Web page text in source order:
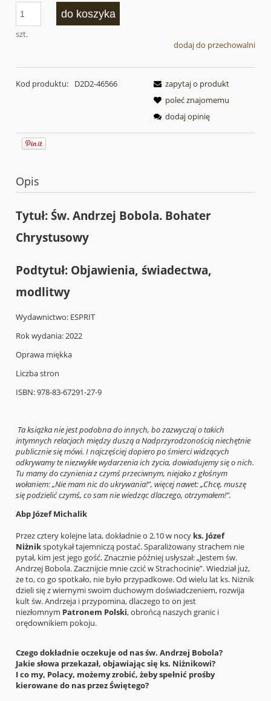
szt.
do koszyka
dodaj do przechowalni
Kod produktu: D2D2-46566
zapytaj o produkt
poleć znajomemu
dodaj opinię
Opis
Tytuł: Św. Andrzej Bobola. Bohater
Chrystusowy
Podtytuł: Objawienia, świadectwa,
modlitwy
Wydawnictwo: ESPRIT
Rok wydania: 2022
Oprawa miękka
Liczba stron
ISBN: 978-83-67291-27-9
Ta książka nie jest podobna do innych, bo zazwyczaj o takich
intymnych relacjach między duszą a Nadprzyrodzonością niechętnie
publicznie się mówi. I najczęściej dopiero po śmierci widzących
odkrywamy te niezwykłe wydarzenia ich życia, dowiadujemy się o nich.
Tu mamy do czynienia z czymś przeciwnym, niejako z głośnym
wołaniem: „Nie mam nic do ukrywania!”, więcej nawet: „Chcę, muszę
się podzielić czymś, co sam nie wiedząc dlaczego, otrzymałem!”.
Abp Józef Michalik
Przez cztery kolejne lata, dokładnie o 2.10 w nocy ks. Józef
Niżnikspotykał tajemniczą postać. Sparaliżowany strachem nie
pytał, kim jest jego gość. Znacznie później usłyszał: „Jestem św.
Andrzej Bobola. Zacznijcie mnie czcić w Strachocinie”. Wiedział już,
że to, co go spotkało, nie było przypadkowe. Od wielu lat ks. Niżnik
dzieli się z wiernymi swoim duchowym doświadczeniem, rozwija
kult św. Andrzeja i przypomina, dlaczego to on jest
niezłomnym Patronem Polski, obrońcą naszych granic i
orędownikiem pokoju.
Czego dokładnie oczekuje od nas św. Andrzej Bobola?
Jakie słowa przekazał, objawiając się ks. Niżnikowi?
I co my, Polacy, możemy zrobić, żeby spełnić prośby
kierowane do nas przez Świętego?